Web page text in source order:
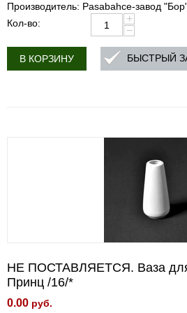
Производитель: Pasabahce-завод
Кол-во:
+
−
В КОРЗИНУ БЫСТРЫЙ
НЕ ПОСТАВЛЯЕТСЯ. Ваза
Принц /16/*
0.00 руб.